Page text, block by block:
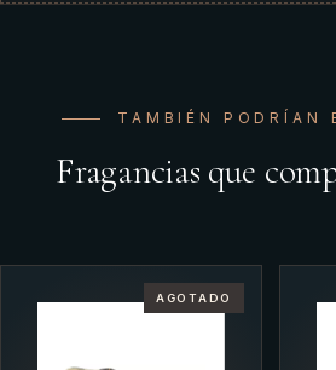
TAMBIÉN PODRÍAN
Fragancias que
AGOTADO